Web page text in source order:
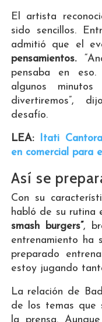
El artista
sido sencillos.
admitió que el
pensamientos.
pensaba en
algunos
divertiremos”,
desafío.
LEA: Itati
en comercial para
Así se
Con su
habló de su rutina
smash burgers”,
entrenamiento ha
preparado
estoy jugando
La relación de
de los temas que